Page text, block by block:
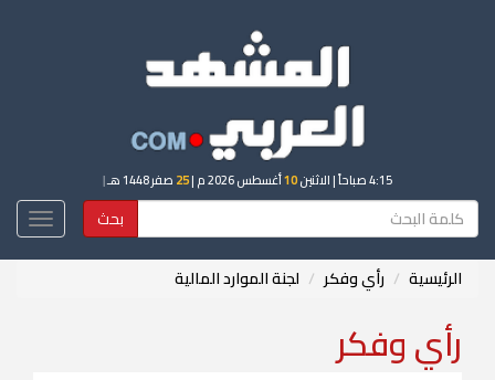
4:15 صباحاً | الاثنين10أغسطس 2026 م | 25 صفر 1448 هـ |
بحث
الرئيسية رأي وفكر لجنة الموارد المالية
رأي وفكر